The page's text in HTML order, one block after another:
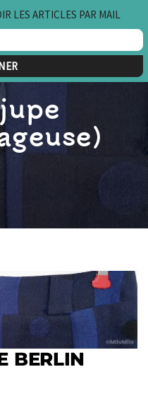
BERLIN
LES ARTICLES PAR MAIL